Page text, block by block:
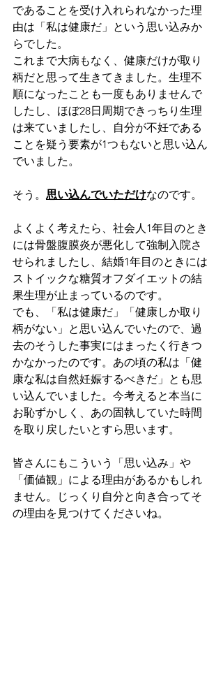
であることを受け入れられなかった理
由は「私は健康だ」という思い込みか
らでした。
これまで大病もなく、健康だけが取り
柄だと思って生きてきました。生理不
順になったことも一度もありませんで
したし、ほぼ28日周期できっちり生理
は来ていましたし、自分が不妊である
ことを疑う要素が1つもないと思い込ん
でいました。
そう。 思い込んでいただけなのです。
よくよく考えたら、社会人1年目のとき
には骨盤腹膜炎が悪化して強制入院さ
せられましたし、結婚1年目のときには
ストイックな糖質オフダイエットの結
果生理が止まっているのです。
でも、「私は健康だ」「健康しか取り
柄がない」と思い込んでいたので、過
去のそうした事実にはまったく行きつ
かなかったのです。あの頃の私は「健
康な私は自然妊娠するべきだ」とも思
い込んでいました。今考えると本当に
お恥ずかしく、あの固執していた時間
を取り戻したいとすら思います。
皆さんにもこういう「思い込み」や
「価値観」による理由があるかもしれ
ません。じっくり自分と向き合ってそ
の理由を見つけてくださいね。